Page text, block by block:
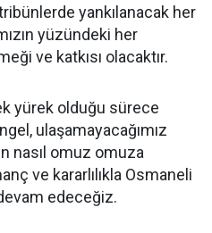
yankılanacak her
yüzündeki her
ve katkısı olacaktır.
yürek olduğu sürece
ulaşamayacağımız
nasıl omuz omuza
ve kararlılıkla Osmaneli
edeceğiz.